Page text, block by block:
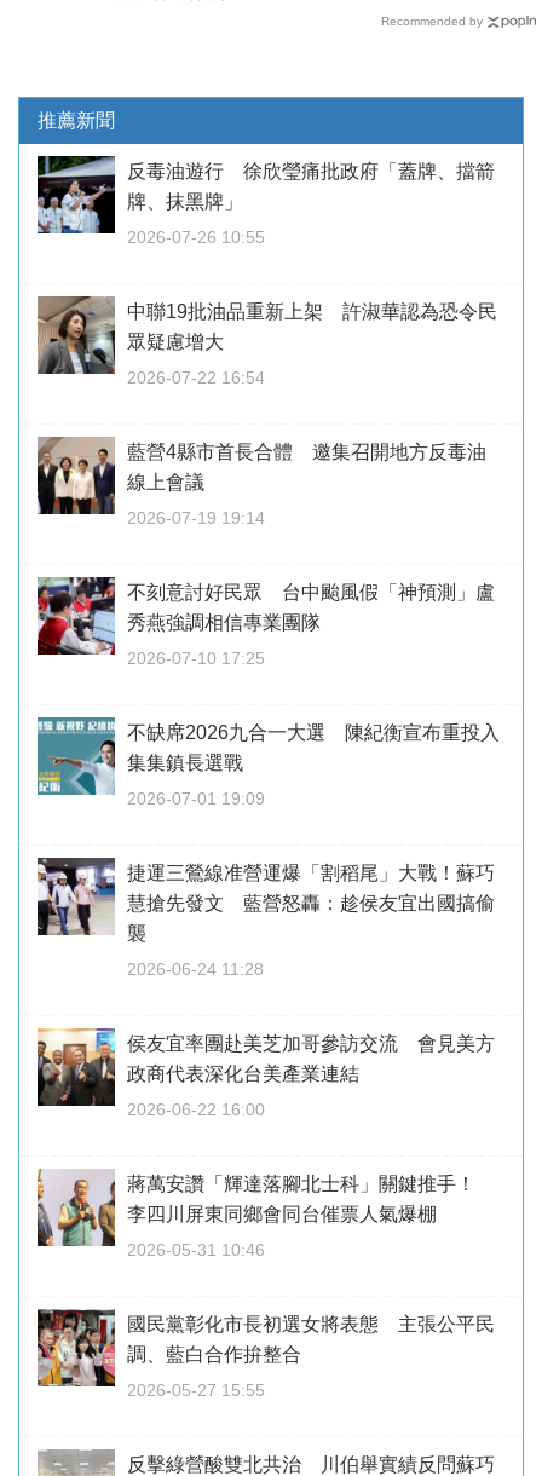
Recommended by
推薦新聞
反毒油遊行 徐欣瑩痛批政府「蓋牌、擋箭
牌、抹黑牌」
2026-07-26 10:55
中聯19批油品重新上架 許淑華認為恐令民
眾疑慮增大
2026-07-22 16:54
藍營4縣市首長合體 邀集召開地方反毒油
線上會議
2026-07-19 19:14
不刻意討好民眾 台中颱風假「神預測」盧
秀燕強調相信專業團隊
2026-07-10 17:25
不缺席2026九合一大選 陳紀衡宣布重投入
集集鎮長選戰
2026-07-01 19:09
捷運三鶯線准營運爆「割稻尾」大戰！蘇巧
慧搶先發文 藍營怒轟：趁侯友宜出國搞偷
襲
2026-06-24 11:28
侯友宜率團赴美芝加哥參訪交流 會見美方
政商代表深化台美產業連結
2026-06-22 16:00
蔣萬安讚「輝達落腳北士科」關鍵推手！
李四川屏東同鄉會同台催票人氣爆棚
2026-05-31 10:46
國民黨彰化市長初選女將表態 主張公平民
調、藍白合作拚整合
2026-05-27 15:55
反擊綠營酸雙北共治 川伯舉實績反問蘇巧